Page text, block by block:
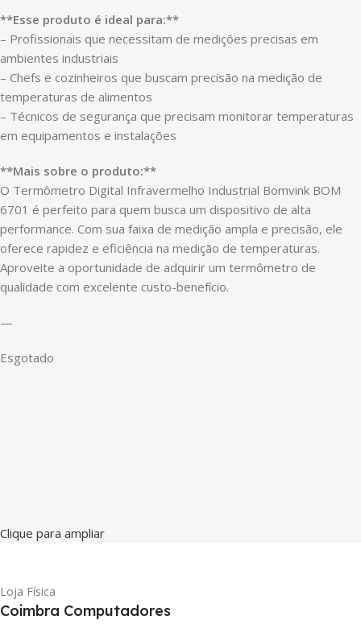
**Esse produto é ideal para:**
– Profissionais que necessitam de medições precisas em
ambientes industriais
– Chefs e cozinheiros que buscam precisão na medição de
temperaturas de alimentos
– Técnicos de segurança que precisam monitorar temperaturas
em equipamentos e instalações
**Mais sobre o produto:**
O Termômetro Digital Infravermelho Industrial Bomvink BOM
6701 é perfeito para quem busca um dispositivo de alta
performance. Com sua faixa de medição ampla e precisão, ele
oferece rapidez e eficiência na medição de temperaturas.
Aproveite a oportunidade de adquirir um termômetro de
qualidade com excelente custo-benefício.
—
Esgotado
Clique para ampliar
Loja Física
Coimbra Computadores